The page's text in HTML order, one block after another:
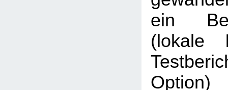
ein
(lokale